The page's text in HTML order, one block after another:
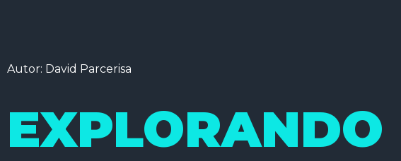
Autor: David Parcerisa
EXPLORANDO